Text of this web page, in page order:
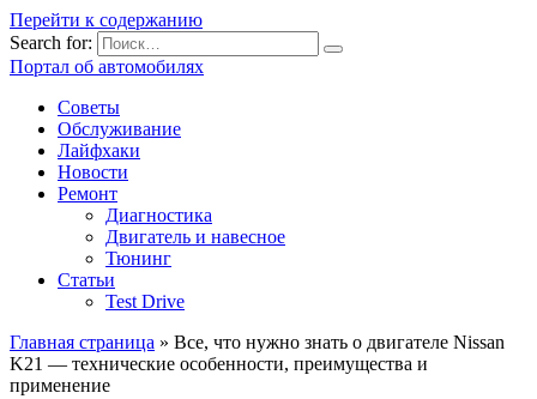
Перейти к содержанию
Search for:
Портал об автомобилях
Советы
Обслуживание
Лайфхаки
Новости
Ремонт
Диагностика
Двигатель и навесное
Тюнинг
Статьи
Test Drive
Главная страница » Все, что нужно знать о двигателе Nissan
K21 — технические особенности, преимущества и
применение